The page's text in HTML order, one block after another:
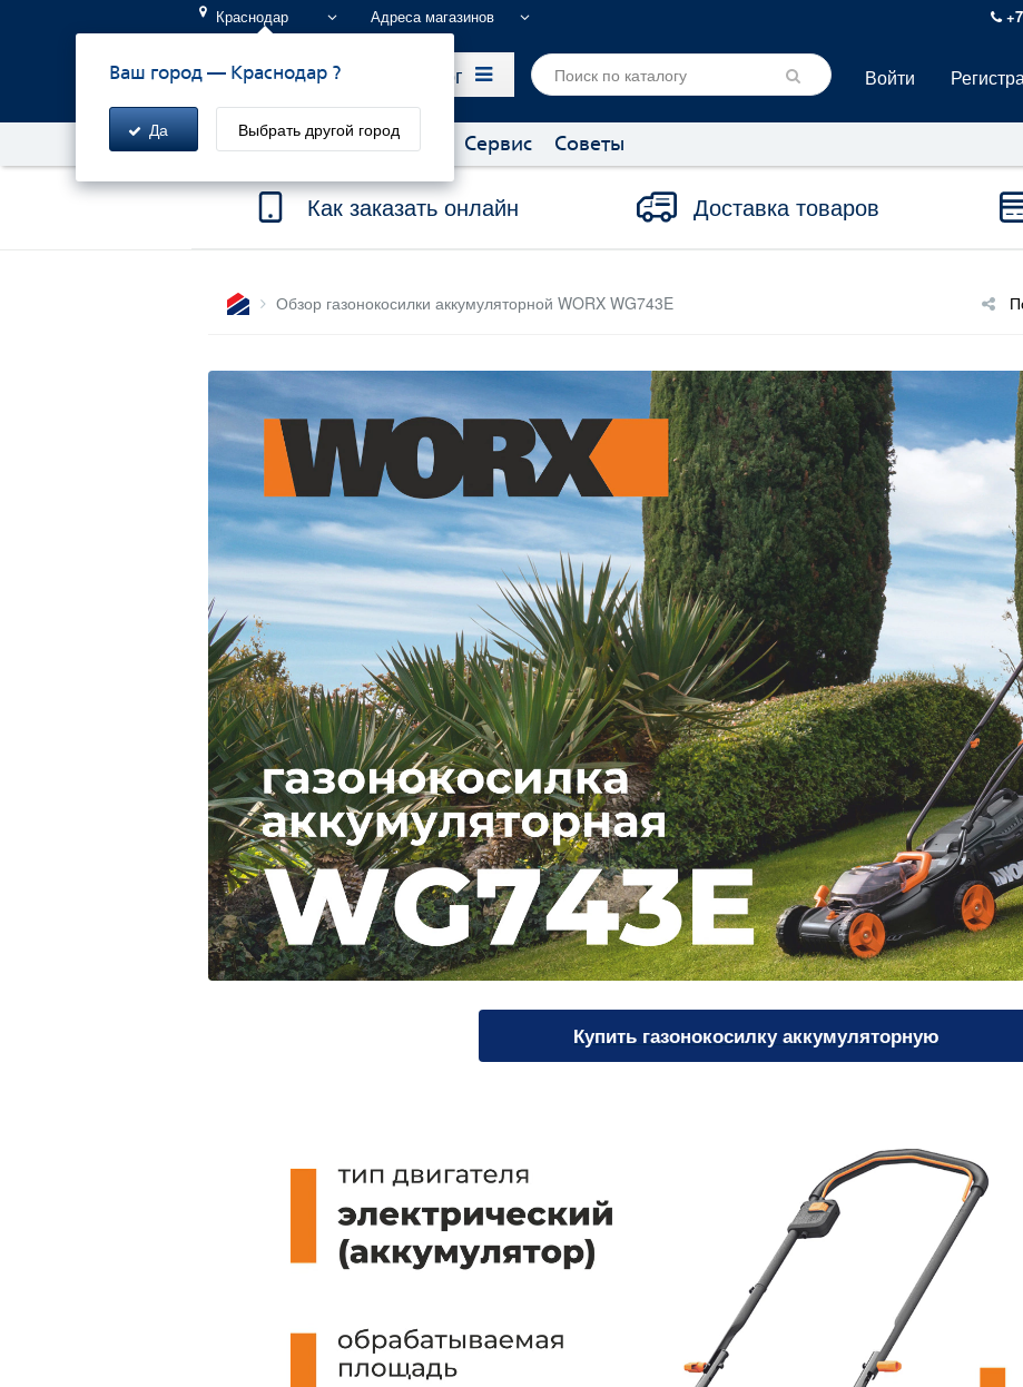
Краснодар
Ваш город — Краснодар ?
Да Выбрать другой город
Адреса магазинов
Каталог Войти
Акции! Бонусы и скидки Сервис Советы
Как заказать онлайн Доставка товаров
Обзор газонокосилки аккумуляторной WORX WG743E
Купить газонокосилку аккумуляторную